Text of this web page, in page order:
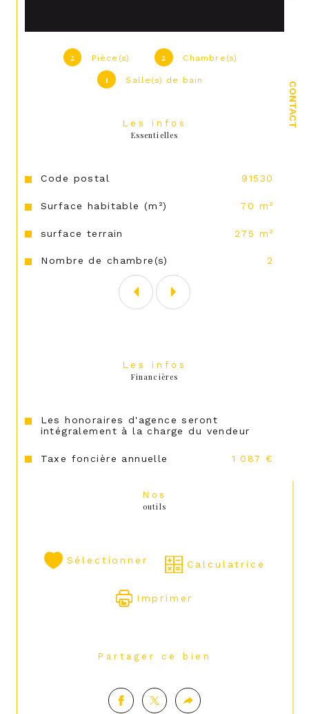
CONTACT
2 Pièce(s) 2 Chambre(s)
1 Salle(s) de bain
Les infos
Essentielles
Caractéristiques Valeurs
Code postal 91530
Surface habitable (m²) 70 m²
surface terrain 275 m²
Nombre de chambre(s) 2
PARFAIT ENTRETIEN ! AU CALME !
Les infos
Financières
Les honoraires d'agence seront
intégralement à la charge du vendeur
Taxe foncière annuelle 1 087 €
Nos
outils
Sélectionner Calculatrice
Imprimer
Partager ce bien